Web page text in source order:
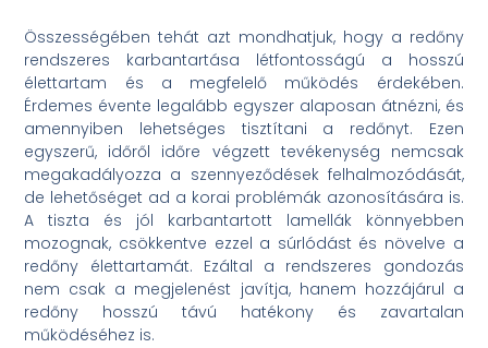
Összességében tehát azt mondhatjuk, hogy a redőny
rendszeres karbantartása létfontosságú a hosszú
élettartam és a megfelelő működés érdekében.
Érdemes évente legalább egyszer alaposan átnézni, és
amennyiben lehetséges tisztítani a redőnyt. Ezen
egyszerű, időről időre végzett tevékenység nemcsak
megakadályozza a szennyeződések felhalmozódását,
de lehetőséget ad a korai problémák azonosítására is.
A tiszta és jól karbantartott lamellák könnyebben
mozognak, csökkentve ezzel a súrlódást és növelve a
redőny élettartamát. Ezáltal a rendszeres gondozás
nem csak a megjelenést javítja, hanem hozzájárul a
redőny hosszú távú hatékony és zavartalan
működéséhez is.